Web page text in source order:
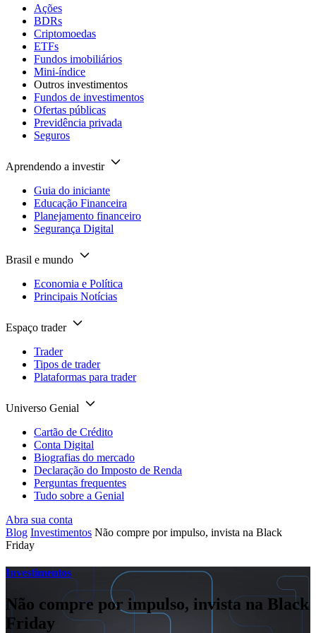
Ações
BDRs
Criptomoedas
ETFs
Fundos imobiliários
Mini-índice
Outros investimentos
Fundos de investimentos
Ofertas públicas
Previdência privada
Seguros
Aprendendo a investir
Guia do iniciante
Educação Financeira
Planejamento financeiro
Segurança Digital
Brasil e mundo
Economia e Política
Principais Notícias
Espaço trader
Trader
Tipos de trader
Plataformas para trader
Universo Genial
Cartão de Crédito
Conta Digital
Biografias do mercado
Declaração do Imposto de Renda
Perguntas frequentes
Tudo sobre a Genial
Abra sua conta
Blog Investimentos Não compre por impulso, invista na Black
Friday
Investimentos
Não compre por impulso, invista na Black
Friday